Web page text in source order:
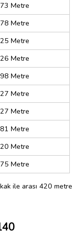
Metre
Metre
Metre
Metre
Metre
Metre
Metre
Metre
Metre
Metre
ile arası 420 metre